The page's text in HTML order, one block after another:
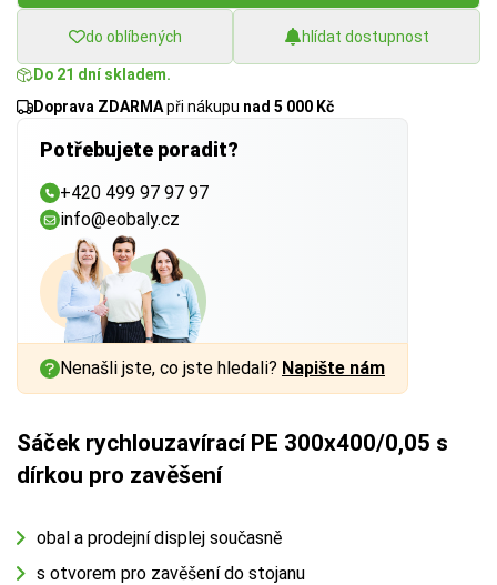
do oblíbených hlídat dostupnost
Do 21 dní skladem.
Doprava ZDARMApři nákupu nad 5 000 Kč
Potřebujete poradit?
+420 499 97 97 97
info@eobaly.cz
Nenašli jste, co jste hledali? Napište nám
Sáček rychlouzavírací PE 300x400/0,05 s
dírkou pro zavěšení
obal a prodejní displej současně
s otvorem pro zavěšení do stojanu